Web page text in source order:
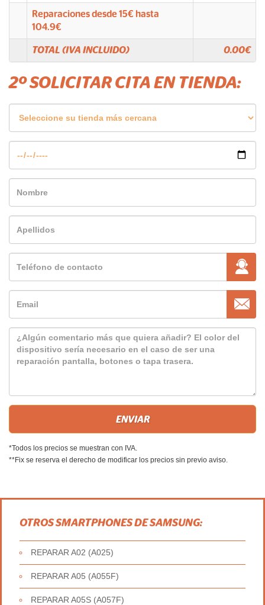
Reparaciones desde15€ hasta
104.9€
TOTAL (IVA INCLUIDO) 0.00€
2º SOLICITAR CITA EN TIENDA:
*Todos los precios se muestran con IVA.
**Fix se reserva el derecho de modificar los precios sin previo aviso.
OTROS SMARTPHONES DE SAMSUNG:
REPARAR A02 (A025)
REPARAR A05 (A055F)
REPARAR A05S (A057F)